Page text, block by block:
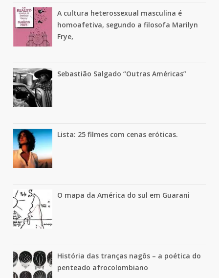
A cultura heterossexual masculina é
homoafetiva, segundo a filosofa Marilyn
Frye,
Sebastião Salgado “Outras Américas”
Lista: 25 filmes com cenas eróticas.
O mapa da América do sul em Guarani
História das tranças nagôs – a poética do
penteado afrocolombiano